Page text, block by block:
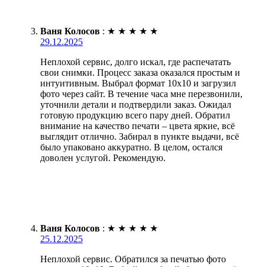
Ваня Колосов : ★ ★ ★ ★ ★
29.12.2025
Неплохой сервис, долго искал, где распечатать
свои снимки. Процесс заказа оказался простым и
интуитивным. Выбрал формат 10х10 и загрузил
фото через сайт. В течение часа мне перезвонили,
уточнили детали и подтвердили заказ. Ожидал
готовую продукцию всего пару дней. Обратил
внимание на качество печати – цвета яркие, всё
выглядит отлично. Забирал в пункте выдачи, всё
было упаковано аккуратно. В целом, остался
доволен услугой. Рекомендую.
Ваня Колосов : ★ ★ ★ ★ ★
25.12.2025
Неплохой сервис. Обратился за печатью фото